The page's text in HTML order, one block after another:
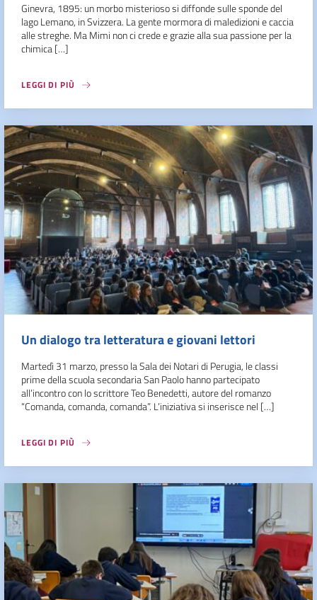
Ginevra, 1895: un morbo misterioso si diffonde sulle sponde del
lago Lemano, in Svizzera. La gente mormora di maledizioni e caccia
alle streghe. Ma Mimi non ci crede e grazie alla sua passione per la
chimica […]
LEGGI DI PIÙ
Un dialogo tra letteratura e giovani lettori
Martedì 31 marzo, presso la Sala dei Notari di Perugia, le classi
prime della scuola secondaria San Paolo hanno partecipato
all’incontro con lo scrittore Teo Benedetti, autore del romanzo
“Comanda, comanda, comanda”. L’iniziativa si inserisce nel […]
LEGGI DI PIÙ